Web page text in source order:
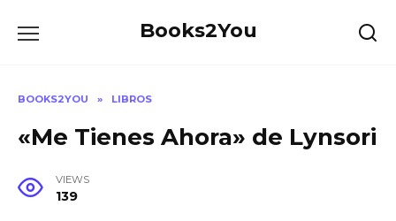
Books2You
BOOKS2YOU » LIBROS
«Me Tienes Ahora» de Lynsori
VIEWS
139